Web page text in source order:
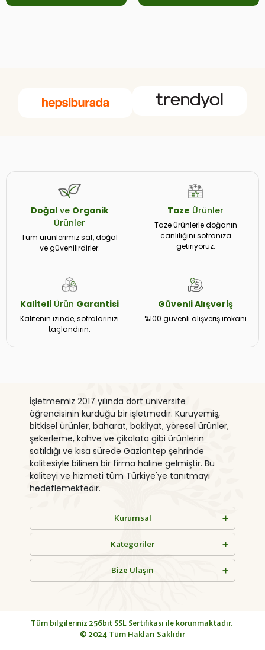
Doğalve Organik
Ürünler
Tüm ürünlerimiz saf, doğal
ve güvenilirdirler.
Taze Ürünler
Taze ürünlerle doğanın
canlılığını sofranıza
getiriyoruz.
Kaliteli Ürün Garantisi
Kalitenin izinde, sofralarınızı
taçlandırın.
GüvenliAlışveriş
%100 güvenli alışveriş imkanı
İşletmemiz 2017 yılında dört üniversite
öğrencisinin kurduğu bir işletmedir. Kuruyemiş,
bitkisel ürünler, baharat, bakliyat, yöresel ürünler,
şekerleme, kahve ve çikolata gibi ürünlerin
satıldığı ve kısa sürede Gaziantep şehrinde
kalitesiyle bilinen bir firma haline gelmiştir. Bu
kaliteyi ve hizmeti tüm Türkiye'ye tanıtmayı
hedeflemektedir.
Kurumsal
Kategoriler
Bize Ulaşın
Tüm bilgileriniz 256bit SSL Sertifikası ile korunmaktadır.
© 2024 Tüm Hakları Saklıdır